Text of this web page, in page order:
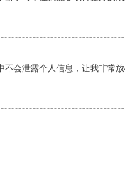
会泄露个人信息，让我非常放